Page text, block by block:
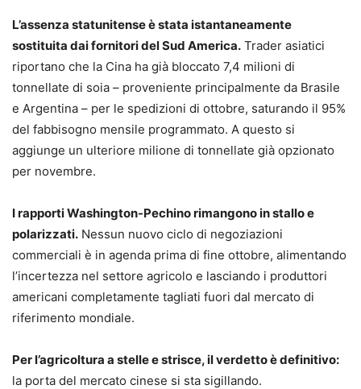
L’assenza statunitense è stata istantaneamente
sostituita dai fornitori del Sud America. Trader asiatici
riportano che la Cina ha già bloccato 7,4 milioni di
tonnellate di soia – proveniente principalmente da Brasile
e Argentina – per le spedizioni di ottobre, saturando il 95%
del fabbisogno mensile programmato. A questo si
aggiunge un ulteriore milione di tonnellate già opzionato
per novembre.
I rapporti Washington-Pechino rimangono in stallo e
polarizzati. Nessun nuovo ciclo di negoziazioni
commerciali è in agenda prima di fine ottobre, alimentando
l’incertezza nel settore agricolo e lasciando i produttori
americani completamente tagliati fuori dal mercato di
riferimento mondiale.
Per l’agricoltura a stelle e strisce, il verdetto è definitivo:
la porta del mercato cinese si sta sigillando.